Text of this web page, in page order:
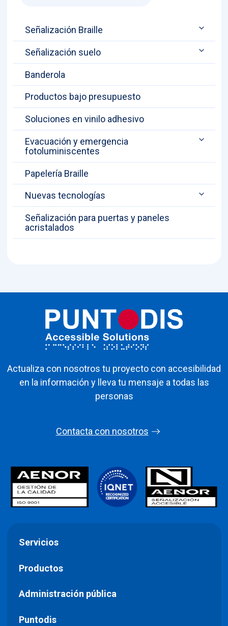
Señalización Braille
Señalización suelo
Banderola
Productos bajo presupuesto
Soluciones en vinilo adhesivo
Evacuación y emergencia
fotoluminiscentes
Papelería Braille
Nuevas tecnologías
Señalización para puertas y paneles
acristalados
Actualiza con nosotros tu proyecto con accesibilidad
en la información y lleva tu mensaje a todas las
personas
Contacta con nosotros
Servicios
Productos
Administración pública
Puntodis